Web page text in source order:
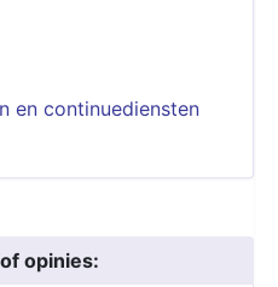
en continuediensten
opinies: